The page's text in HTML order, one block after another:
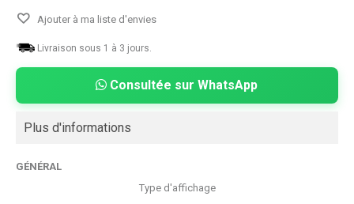
Ajouter à ma liste d'envies
Livraison sous 1 à 3 jours.
Consultée sur WhatsApp
Plus d'informations
GÉNÉRAL
Type d'affichage